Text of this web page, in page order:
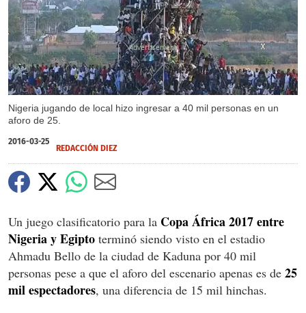
Nigeria jugando de local hizo ingresar a 40 mil personas en un
aforo de 25.
X
X
X
2016-03-25
REDACCIÓN DIEZ
Un juego clasificatorio para la Copa África 2017 entre
Nigeria y Egipto terminó siendo visto en el estadio
Ahmadu Bello de la ciudad de Kaduna por 40 mil
personas pese a que el aforo del escenario apenas es de 25
mil espectadores, una diferencia de 15 mil hinchas.